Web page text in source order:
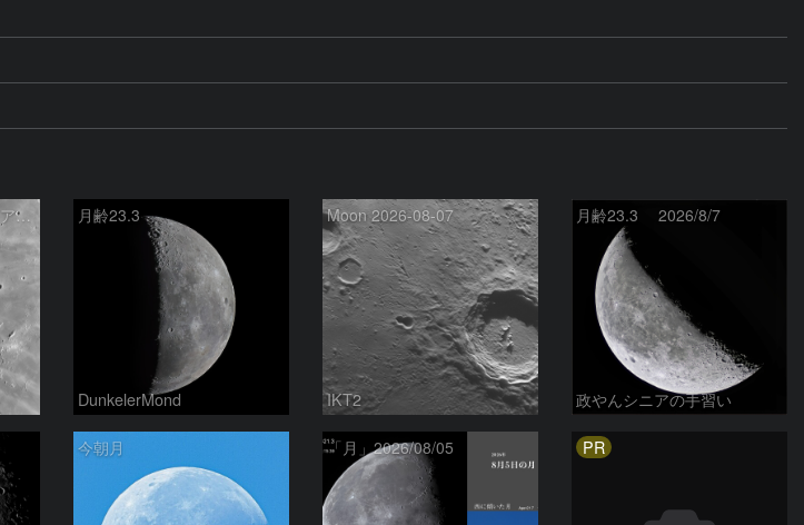
コペルニクス、カルパチア山脈付近 月齢23.3
DunkelerMond
Moon 2026-08-07
IKT2
月齢23.3 2026/8/7
政やんシニアの手習い
今朝月 「月」2026/08/05 PR